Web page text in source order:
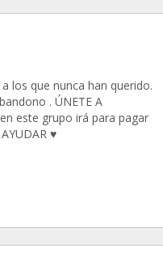
los que nunca han querido.
. ÚNETE A
en este grupo irá para pagar
♥️